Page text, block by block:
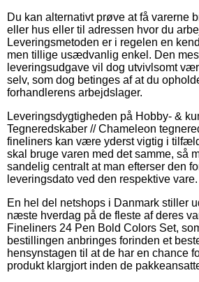
Du kan alternativt prøve at få varerne
eller hus eller til adressen hvor du
Leveringsmetoden er i regelen en
men tillige usædvanlig enkel. Den
leveringsudgave vil dog utvivlsomt
selv, som dog betinges af at du
forhandlerens arbejdslager.
Leveringsdygtigheden på Hobby- &
Tegneredskaber // Chameleon
fineliners kan være yderst vigtig i
skal bruge varen med det samme, så
sandelig centralt at man efterser den
leveringsdato ved den respektive vare.
En hel del netshops i Danmark stiller
næste hverdag på de fleste af deres
Fineliners 24 Pen Bold Colors Set,
bestillingen anbringes forinden et
hensynstagen til at de har en chance
produkt klargjort inden de